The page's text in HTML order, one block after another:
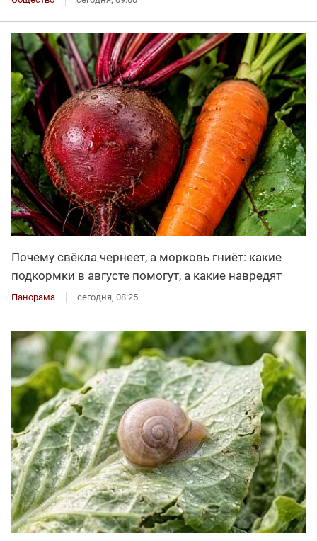
Почему свёкла чернеет, а морковь гниёт: какие
подкормки в августе помогут, а какие навредят
Панорама сегодня, 08:25